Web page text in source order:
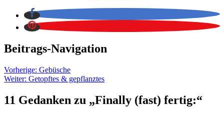
Beitrags-Navigation
Vorherige: Gebüsche
Weiter: Getopftes & gepflanztes
11 Gedanken zu „Finally (fast) fertig:“